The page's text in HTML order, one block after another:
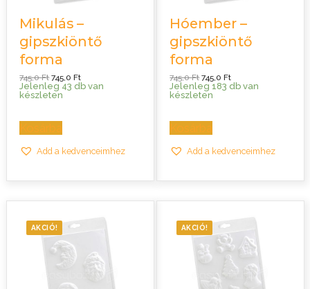
Mikulás –
gipszkiöntő
forma
745,0FtOriginal
price
was:
745,0FtCurrent
price
Jelenleg 43 db van
készleten
Kosárba
Add a kedvenceimhez
Hóember –
gipszkiöntő
forma
745,0FtOriginal
price
was:
745,0FtCurrent
price
Jelenleg 183 db van
készleten
Kosárba
Add a kedvenceimhez
AKCIÓ! AKCIÓ!